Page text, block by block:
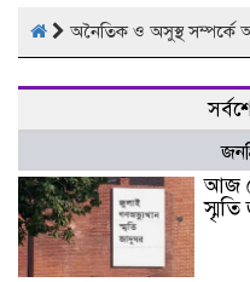
অনৈতিক ও অসুস্থ সম্পর্কে
আজ